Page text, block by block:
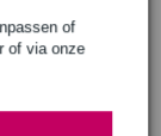
of
of via onze